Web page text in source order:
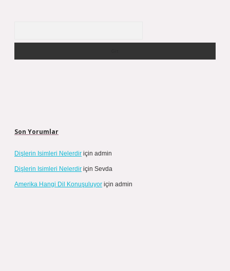
Son Yorumlar
Dişlerin Isimleri Nelerdir için admin
Dişlerin Isimleri Nelerdir için Sevda
Amerika Hangi Dil Konuşuluyor için admin